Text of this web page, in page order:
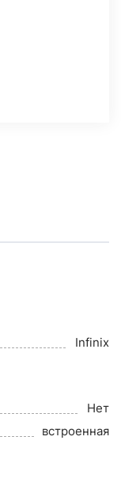
Infinix
Нет
встроенная